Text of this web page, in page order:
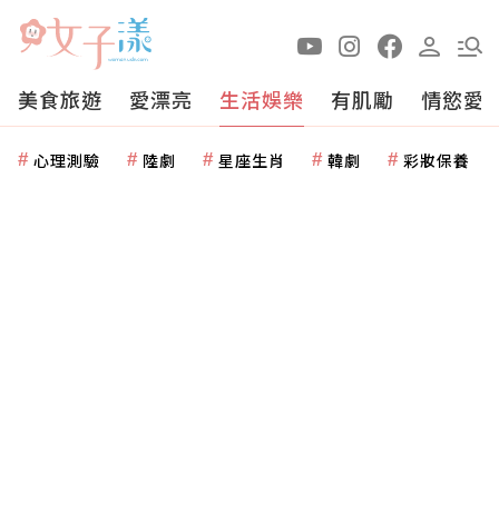
美食旅遊 愛漂亮 生活娛樂 有肌勵 情慾愛
心理測驗 陸劇 星座生肖 韓劇 彩妝保養